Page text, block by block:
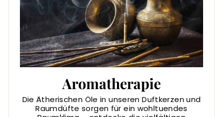
Aromatherapie
Die Ätherischen Öle in unseren Duftkerzen und
Raumdüfte sorgen für ein wohltuendes